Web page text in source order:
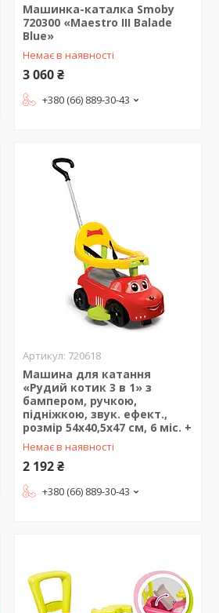
Машинка-каталка Smoby
720300 «Maestro III Balade
Blue»
Немає в наявності
3 060 ₴
+380 (66) 889-30-43
720618
Машина для катання
«Рудий котик 3 в 1» з
бампером, ручкою,
підніжкою, звук. ефект.,
розмір 54x40,5x47 см, 6 міс. +
Немає в наявності
2 192 ₴
+380 (66) 889-30-43